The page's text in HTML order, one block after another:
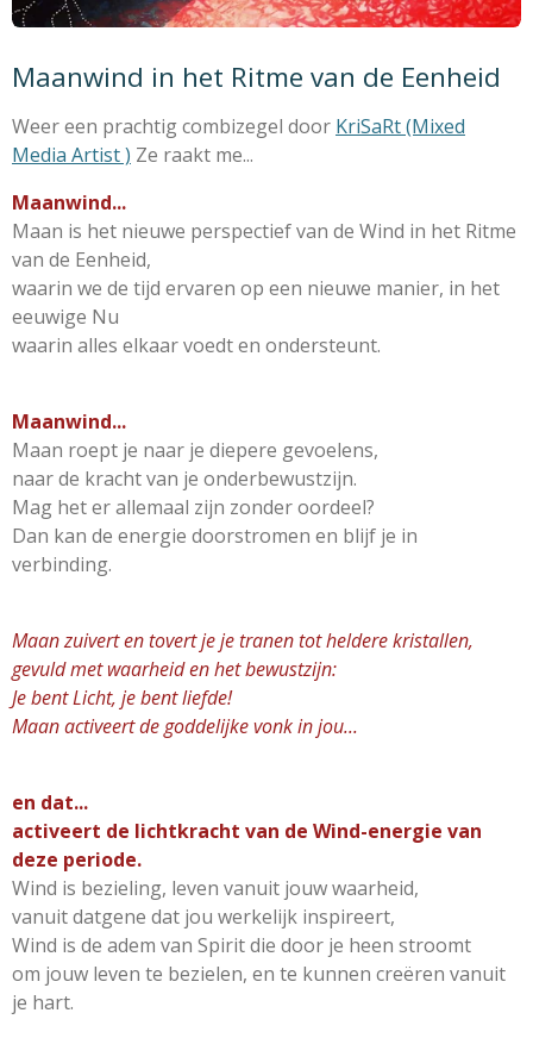
Maanwind in het Ritme van de Eenheid
Weer een prachtig combizegel door KriSaRt (Mixed
Media Artist ) Ze raakt me...
Maanwind...
Maan is het nieuwe perspectief van de Wind in het Ritme
van de Eenheid,
waarin we de tijd ervaren op een nieuwe manier, in het
eeuwige Nu
waarin alles elkaar voedt en ondersteunt.
Maanwind...
Maan roept je naar je diepere gevoelens,
naar de kracht van je onderbewustzijn.
Mag het er allemaal zijn zonder oordeel?
Dan kan de energie doorstromen en blijf je in
verbinding.
Maan zuivert en tovert je je tranen tot heldere kristallen,
gevuld met waarheid en het bewustzijn:
Je bent Licht, je bent liefde!
Maan activeert de goddelijke vonk in jou...
en dat...
activeert de lichtkracht van de Wind-energie van
deze periode.
Wind is bezieling, leven vanuit jouw waarheid,
vanuit datgene dat jou werkelijk inspireert,
Wind is de adem van Spirit die door je heen stroomt
om jouw leven te bezielen, en te kunnen creëren vanuit
je hart.